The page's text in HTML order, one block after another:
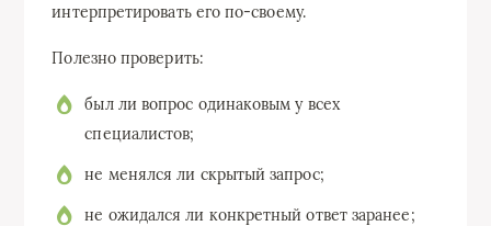
интерпретировать его по-своему.
Полезно проверить:
был ли вопрос одинаковым у всех
специалистов;
не менялся ли скрытый запрос;
не ожидался ли конкретный ответ заранее;